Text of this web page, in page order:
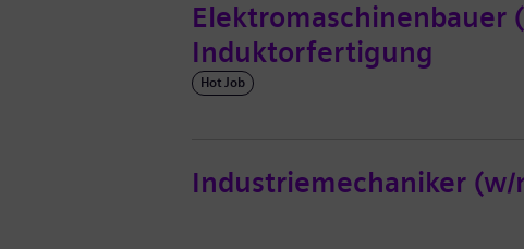
Elektromaschinenbauer
Induktorfertigung
Hot Job
Industriemechaniker